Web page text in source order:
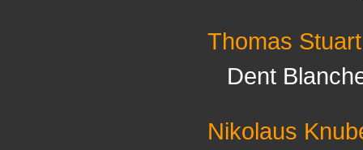
Thomas
Dent
Nikolaus